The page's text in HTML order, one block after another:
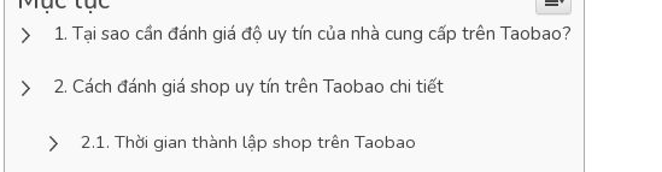
Tại sao cần đánh giá độ uy tín của nhà cung cấp trên Taobao?
Cách đánh giá shop uy tín trên Taobao chi tiết
Thời gian thành lập shop trên Taobao